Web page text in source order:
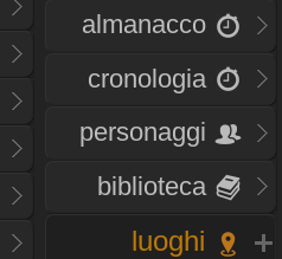
almanacco
cronologia
personaggi
biblioteca
luoghi